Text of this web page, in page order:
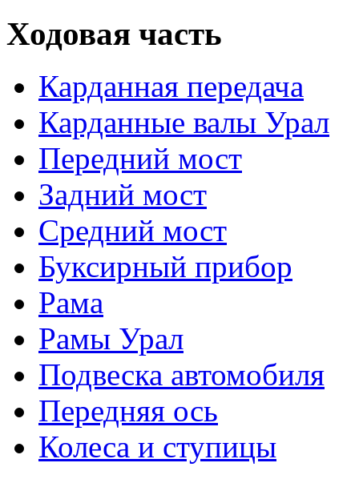
Ходовая часть
Карданная передача
Карданные валы Урал
Передний мост
Задний мост
Средний мост
Буксирный прибор
Рама
Рамы Урал
Подвеска автомобиля
Передняя ось
Колеса и ступицы